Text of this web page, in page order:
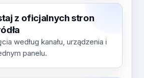
z oficjalnych stron
według kanału, urządzenia i
panelu.